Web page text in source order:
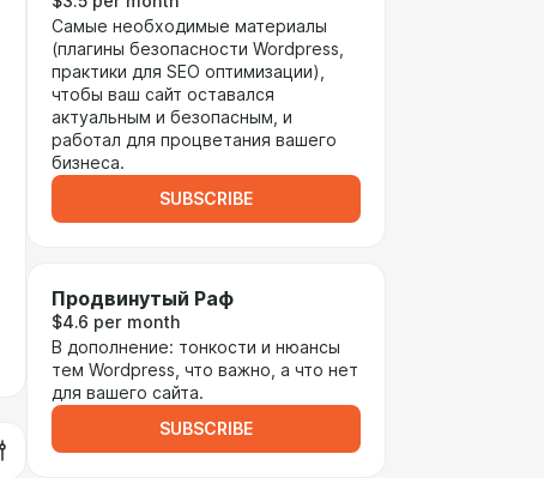
Самые необходимые материалы
(плагины безопасности Wordpress,
практики для SEO оптимизации),
чтобы ваш сайт оставался
актуальным и безопасным, и
работал для процветания вашего
бизнеса.
SUBSCRIBE
Продвинутый Раф
$4.6 per month
В дополнение: тонкости и нюансы
тем Wordpress, что важно, а что нет
для вашего сайта.
SUBSCRIBE